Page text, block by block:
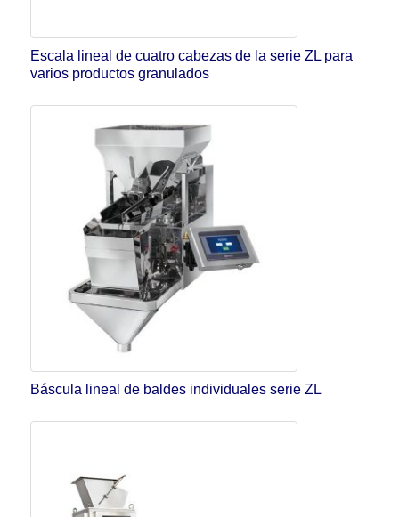
Escala lineal de cuatro cabezas de la serie ZL para
varios productos granulados
Báscula lineal de baldes individuales serie ZL